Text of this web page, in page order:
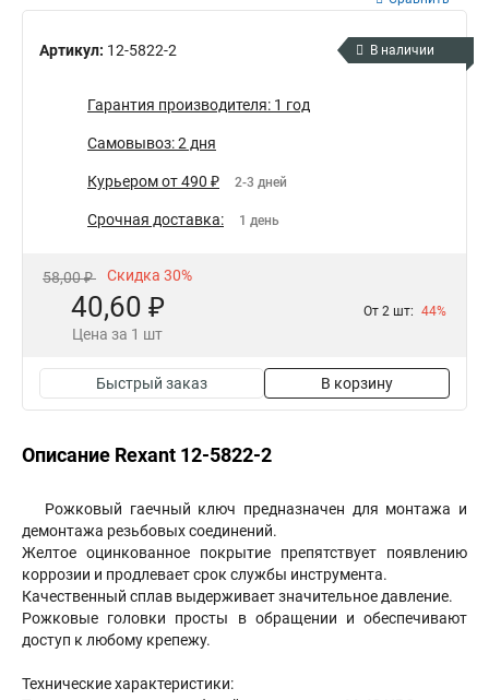
Артикул: 12-5822-2 В наличии
Гарантия производителя: 1 год
Самовывоз: 2 дня
Курьером от 490 ₽ 2-3 дней
Срочная доставка: 1 день
58,00 ₽ Скидка 30%
40,60 ₽
Цена за 1 шт
От 2 шт: 44%
Быстрый заказ В корзину
Описание Rexant 12-5822-2
Рожковый гаечный ключ предназначен для монтажа и
демонтажа резьбовых соединений.
Желтое оцинкованное покрытие препятствует появлению
коррозии и продлевает срок службы инструмента.
Качественный сплав выдерживает значительное давление.
Рожковые головки просты в обращении и обеспечивают
доступ к любому крепежу.
Технические характеристики: